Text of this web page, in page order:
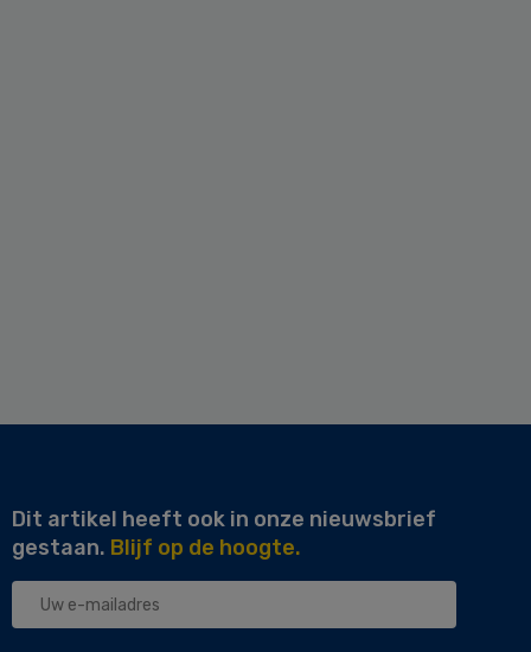
Dit artikel heeft ook in onze nieuwsbrief
gestaan. Blijf op de hoogte.
Uw